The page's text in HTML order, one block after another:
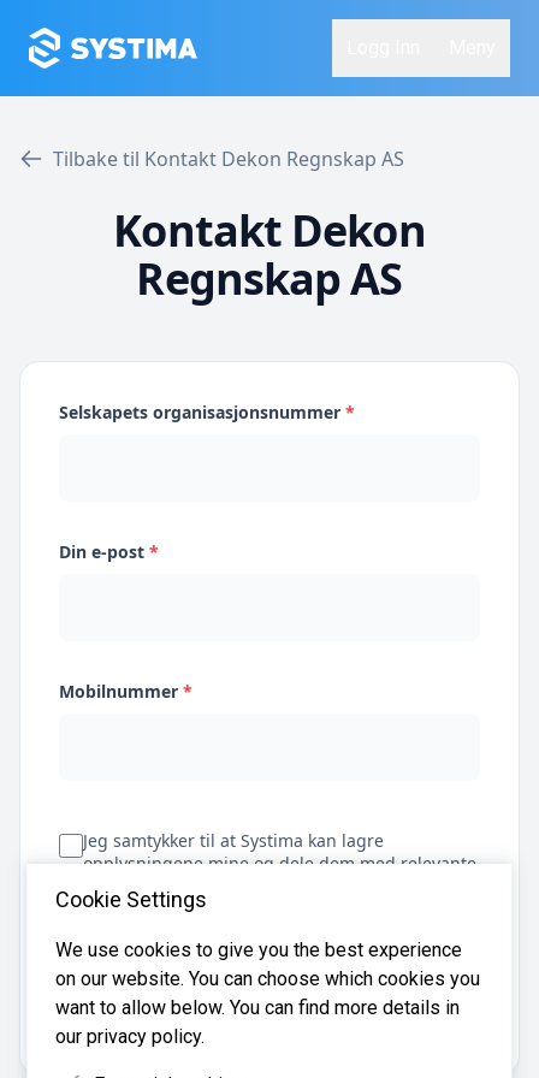
Tilbake til Kontakt Dekon Regnskap AS
Kontakt Dekon
Regnskap AS
Selskapets organisasjonsnummer *
Din e-post *
Mobilnummer *
Jeg samtykker til at Systima kan lagre
opplysningene mine og dele dem med relevante
regnskapsbyråer for å hjelpe meg å finne
regnskapsfører
Få tilbud
Cookie Settings
We use cookies to give you the best experience
on our website. You can choose which cookies you
want to allow below. You can find more details in
our privacy policy.